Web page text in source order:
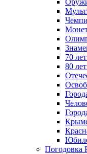
70
80
Погодовка